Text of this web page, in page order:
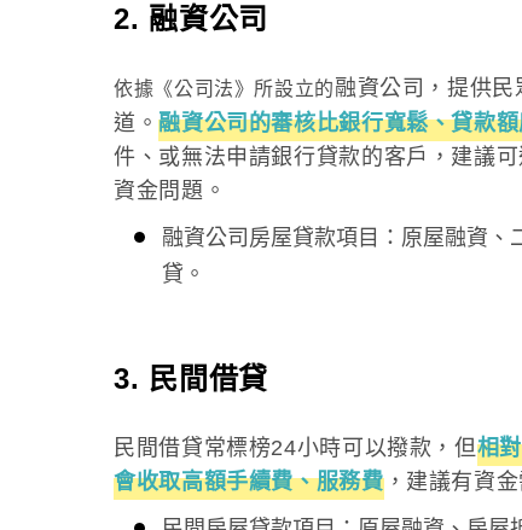
2. 融資公司
依據《公司法》所設立的融資公司，提供
道。融資公司的審核比銀行寬鬆、貸款
件、或無法申請銀行貸款的客戶，建議
資金問題。
融資公司房屋貸款項目：原屋融資
貸。
3. 民間借貸
民間借貸常標榜24小時可以撥款，但相
會收取高額手續費、服務費，建議有資